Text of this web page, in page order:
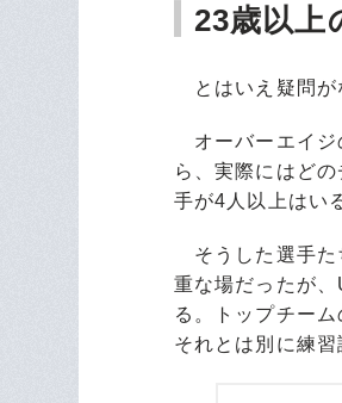
23歳以上
とはいえ疑問が
オーバーエイジ
ら、実際にはど
手が4人以上はい
そうした選手た
重な場だったが
る。トップチー
それとは別に練習